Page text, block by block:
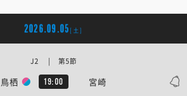
2026.09.05 [土]
鳥栖 19:00 宮崎
J2 | 第5節